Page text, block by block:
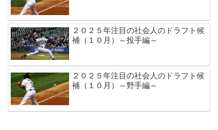
２０２５年注目の社会人のドラフト候
補（１０月）～投手編～
２０２５年注目の社会人のドラフト候
補（１０月）～野手編～